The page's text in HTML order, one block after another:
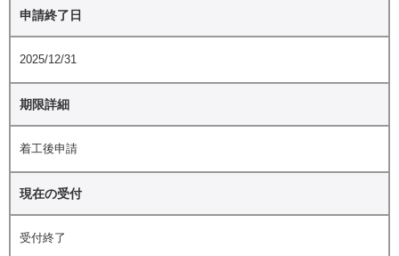
申請終了日
2025/12/31
期限詳細
着工後申請
現在の受付
受付終了